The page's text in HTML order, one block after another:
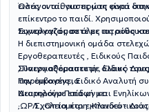
εισάγονται για πρώτη φορά
Όλες οι αίθουσες μας είναι
επίκεντρο το παιδί.
τεχνολογίας σε όλες τις
Συνεργαζόμαστε με ιατρούς
Η διεπιστημονική ομάδα
Εργοθεραπευτές , Ειδικούς
, Παιγνιοθεραπευτή , Ειδικό
Παρέμβασης , Ειδικό Αναλυτή
Νευρολόγο Παίδων και
,ΩΡΛ , Οπτομέτρη ,Κλινικό -
Συνεργαζόμαστε με όλους
την οικογένεια
Διατηρούμε επαφή με:
· Σχολεία και εκπαιδευτικούς